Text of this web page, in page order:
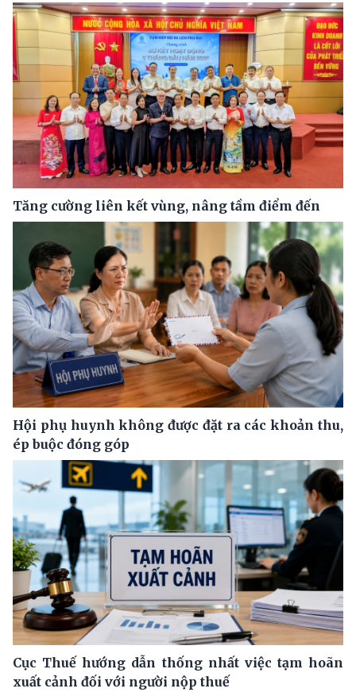
Tăng cường liên kết vùng, nâng tầm điểm đến
Hội phụ huynh không được đặt ra các khoản thu,
ép buộc đóng góp
Cục Thuế hướng dẫn thống nhất việc tạm hoãn
xuất cảnh đối với người nộp thuế